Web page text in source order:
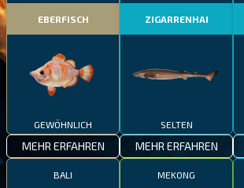
EBERFISCH
GEWÖHNLICH
MEHR ERFAHREN
ZIGARRENHAI
SELTEN
MEHR ERFAHREN
BALI MEKONG